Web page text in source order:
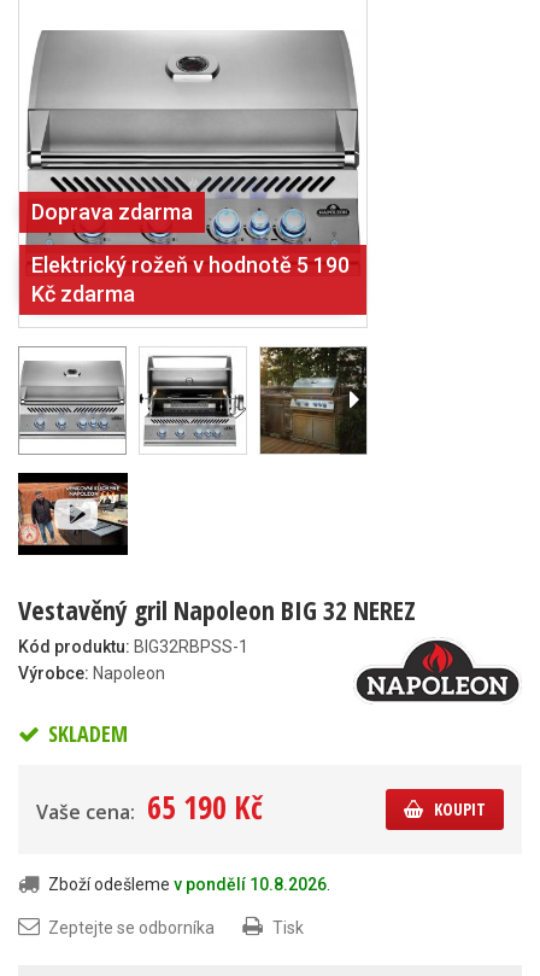
Doprava zdarma
Elektrický rožeň v hodnotě 5 190
Kč zdarma
Vestavěný gril Napoleon BIG 32 NEREZ
Kód produktu: BIG32RBPSS-1
Výrobce: Napoleon
SKLADEM
Vaše cena: 65 190 Kč KOUPIT
Zboží odešleme v pondělí 10.8.2026
Zeptejte se odborníka Tisk